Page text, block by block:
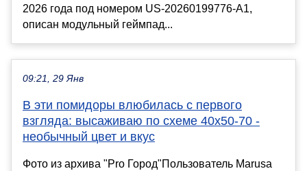
2026 года под номером US-20260199776-A1,
описан модульный геймпад...
09:21, 29 Янв
В эти помидоры влюбилась с первого
взгляда: высаживаю по схеме 40х50-70 -
необычный цвет и вкус
Фото из архива "Pro Город"Пользователь Marusa